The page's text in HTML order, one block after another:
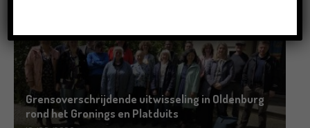
Grensoverschrijdende uitwisseling in Oldenburg
rond het Gronings en Platduits